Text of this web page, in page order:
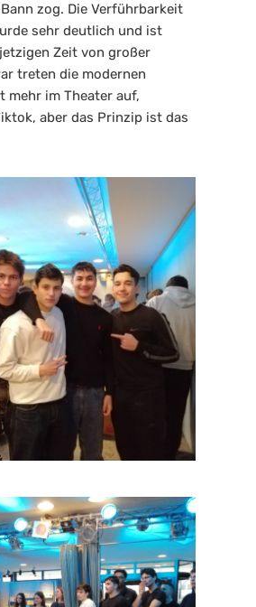
zog. Die Verführbarkeit
sehr deutlich und ist
Zeit von großer
treten die modernen
mehr im Theater auf,
aber das Prinzip ist das